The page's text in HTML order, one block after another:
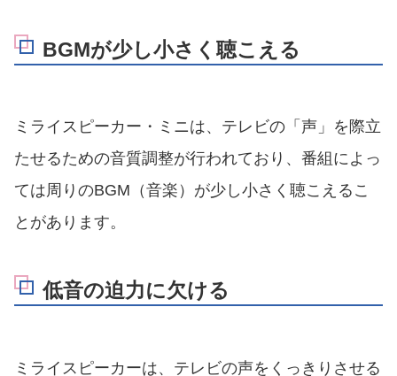
BGMが少し小さく聴こえる
ミライスピーカー・ミニは、テレビの「声」を際立
たせるための音質調整が行われており、番組によっ
ては周りのBGM（音楽）が少し小さく聴こえるこ
とがあります。
低音の迫力に欠ける
ミライスピーカーは、テレビの声をくっきりさせる